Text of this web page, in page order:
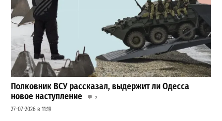
Полковник ВСУ рассказал, выдержит ли Одесса
новое наступление
2
27-07-2026 в 11:19